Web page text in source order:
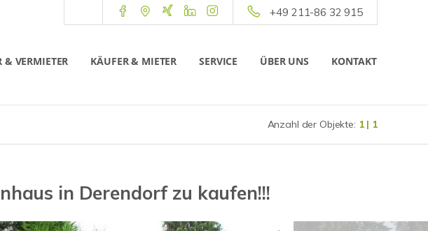
+49 211-86 32 915
& VERMIETER KÄUFER & MIETER SERVICE ÜBER UNS KONTAKT
Anzahl der Objekte: 1 | 1
in Derendorf zu kaufen!!!